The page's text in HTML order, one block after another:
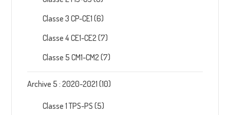
Classe 3 CP-CE1 (6)
Classe 4 CE1-CE2(7)
Classe 5 CM1-CM2(7)
Archive 5 : 2020-2021 (10)
Classe 1 TPS-PS (5)